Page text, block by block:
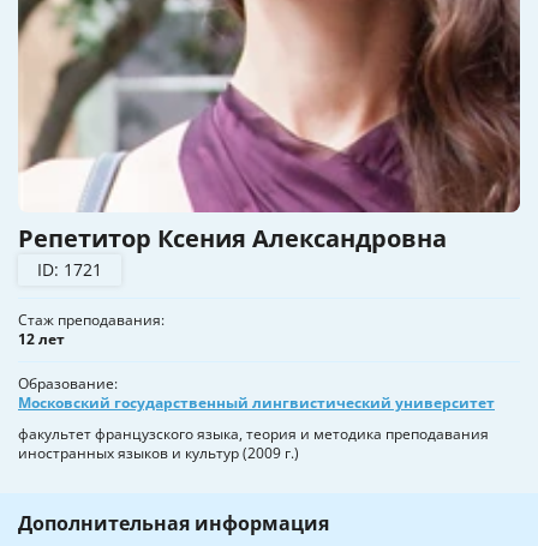
Репетитор Ксения Александровна
ID: 1721
Стаж преподавания
12 лет
Образование
Московский государственный лингвистический университет
факультет французского языка, теория и методика преподавания
иностранных языков и культур (2009 г.)
Дополнительная информация